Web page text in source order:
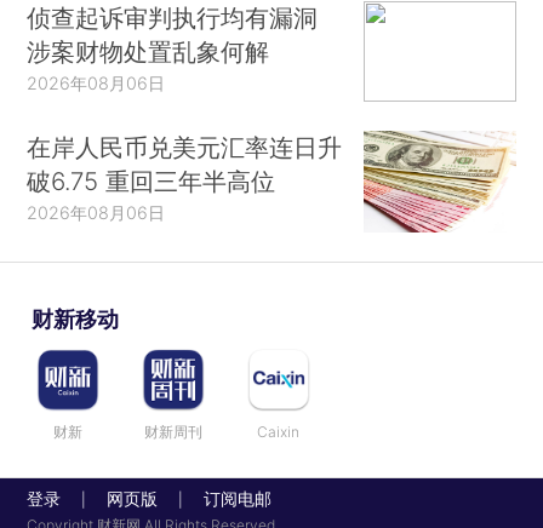
侦查起诉审判执行均有漏洞
涉案财物处置乱象何解
2026年08月06日
在岸人民币兑美元汇率连日升
破6.75 重回三年半高位
2026年08月06日
财新移动
财新 财新周刊 Caixin
登录 网页版 订阅电邮